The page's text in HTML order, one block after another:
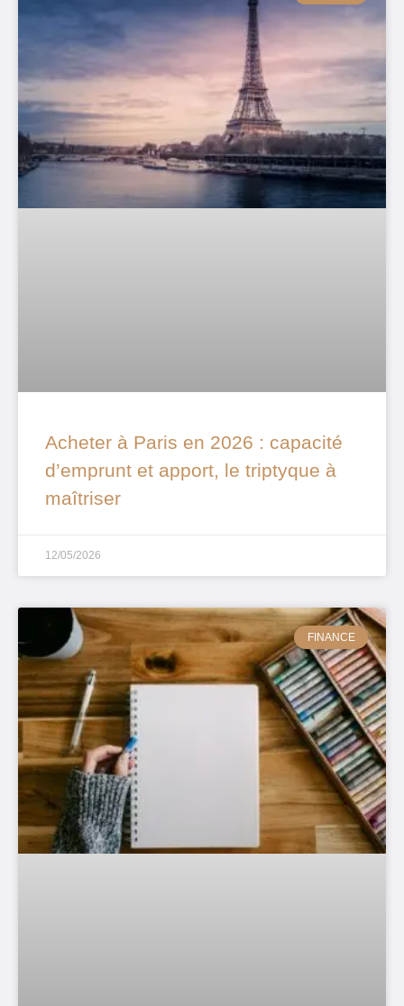
Acheter à Paris en 2026 : capacité
d’emprunt et apport, le triptyque à
maîtriser
12/05/2026
FINANCE